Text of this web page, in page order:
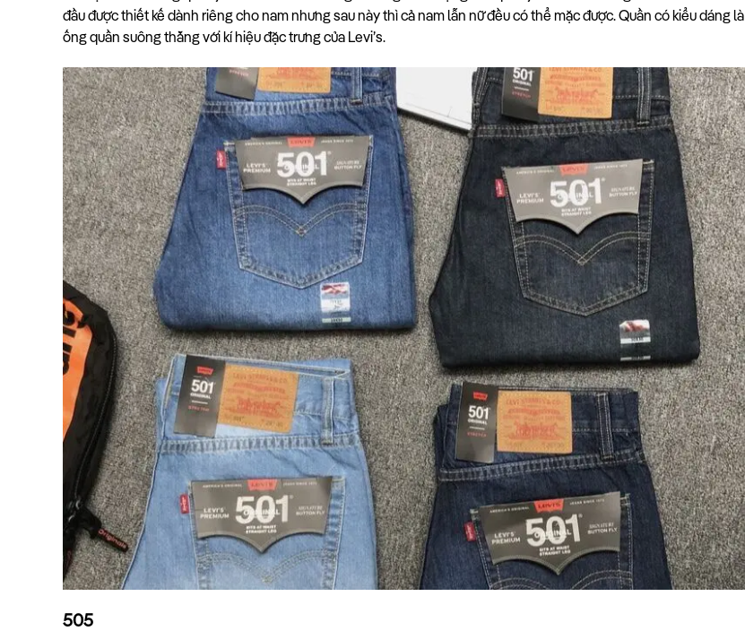
đầu được thiết kế dành riêng cho nam nhưng sau này thì cả nam lẫn nữ đều có thể mặc được. Quần có kiểu dáng là
ống quần suông thẳng với kí hiệu đặc trưng của Levi’s.
505